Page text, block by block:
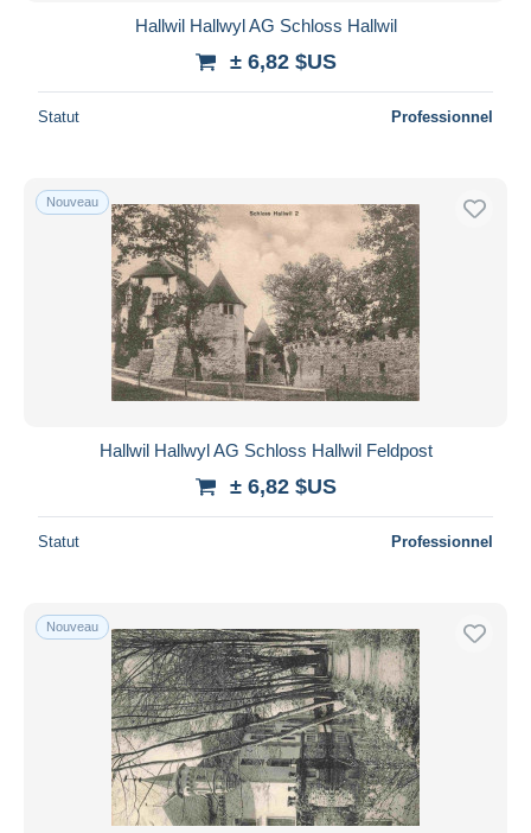
Hallwil Hallwyl AG Schloss Hallwil
± 6,82 $US
Statut Professionnel
Nouveau
Hallwil Hallwyl AG Schloss Hallwil Feldpost
± 6,82 $US
Statut Professionnel
Nouveau